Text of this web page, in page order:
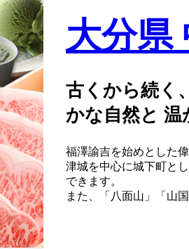
大分県
古くから続く
かな自然と 温
福澤諭吉を始めとした
津城を中心に城下町と
できます。
また、「八面山」「山